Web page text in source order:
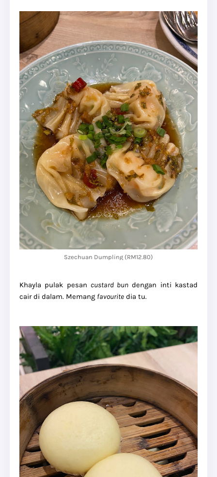
Szechuan Dumpling (RM12.80)
Khayla pulak pesan custard bun dengan inti kastad
cair di dalam. Memang favourite dia tu.